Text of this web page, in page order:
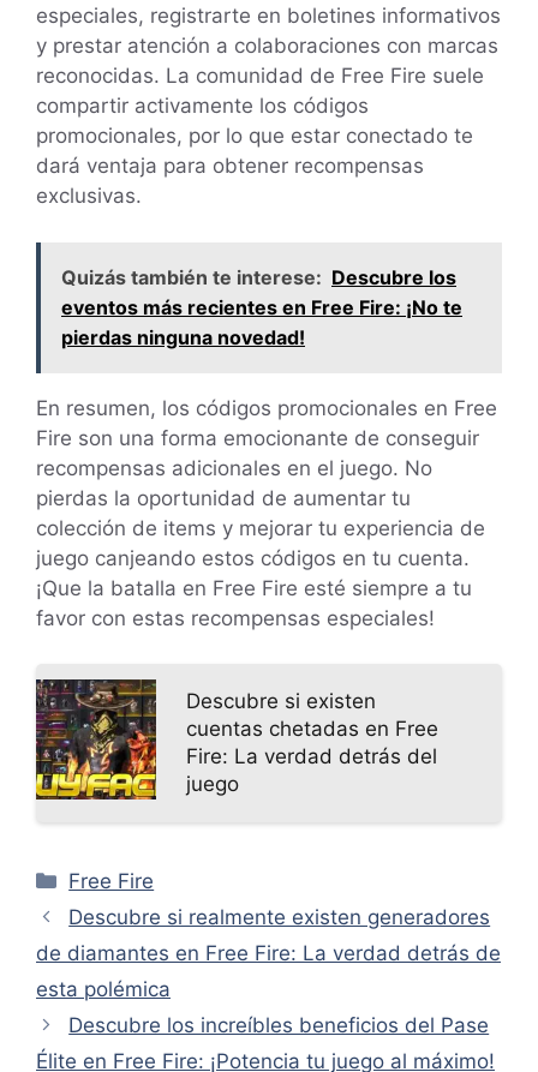
especiales, registrarte en boletines informativos
y prestar atención a colaboraciones con marcas
reconocidas. La comunidad de Free Fire suele
compartir activamente los códigos
promocionales, por lo que estar conectado te
dará ventaja para obtener recompensas
exclusivas.
Quizás también te interese: Descubre los
eventos más recientes en Free Fire: ¡No te
pierdas ninguna novedad!
En resumen, los códigos promocionales en Free
Fire son una forma emocionante de conseguir
recompensas adicionales en el juego. No
pierdas la oportunidad de aumentar tu
colección de items y mejorar tu experiencia de
juego canjeando estos códigos en tu cuenta.
¡Que la batalla en Free Fire esté siempre a tu
favor con estas recompensas especiales!
Descubre si existen
cuentas chetadas en Free
Fire: La verdad detrás del
juego
Categorías
Free Fire
Descubre si realmente existen generadores
de diamantes en Free Fire: La verdad detrás de
esta polémica
Descubre los increíbles beneficios del Pase
Élite en Free Fire: ¡Potencia tu juego al máximo!